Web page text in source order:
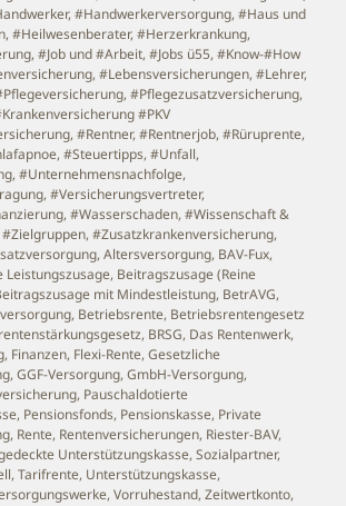
,#Handwerkerversorgung,#Haus und
,#Heilwesenberater,#Herzerkrankung,
,#Job und #Arbeit,#Jobs ü55,#Know-#How
,#Lebensversicherungen,#Lehrer,
,#Pflegezusatzversicherung,
#PKV
,#Rentner,#Rentnerjob,#Rüruprente,
,#Steuertipps,#Unfall,
,#Unternehmensnachfolge,
,#Versicherungsvertreter,
,#Wasserschaden,#Wissenschaft &
#Zielgruppen,#Zusatzkrankenversicherung,
,Altersversorgung, BAV-Fux,
, Beitragszusage (Reine
mit Mindestleistung, BetrAVG,
, Betriebsrente, Betriebsrentengesetz
, BRSG, Das Rentenwerk,
, Finanzen, Flexi-Rente,Gesetzliche
,GGF-Versorgung,GmbH-Versorgung,
, Pauschaldotierte
, Pensionsfonds, Pensionskasse, Private
, Rente, Rentenversicherungen, Riester-BAV,
Unterstützungskasse,Sozialpartner,
,Tarifrente, Unterstützungskasse,
,Vorruhestand,Zeitwertkonto,